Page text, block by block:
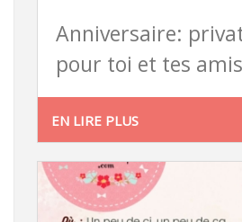
Anniversaire:
pour toi et tes amis
EN LIRE PLUS